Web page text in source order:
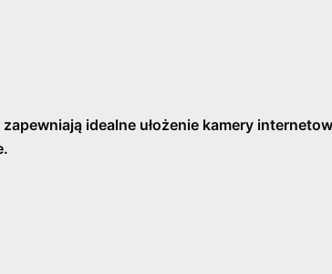
idealne ułożenie kamery